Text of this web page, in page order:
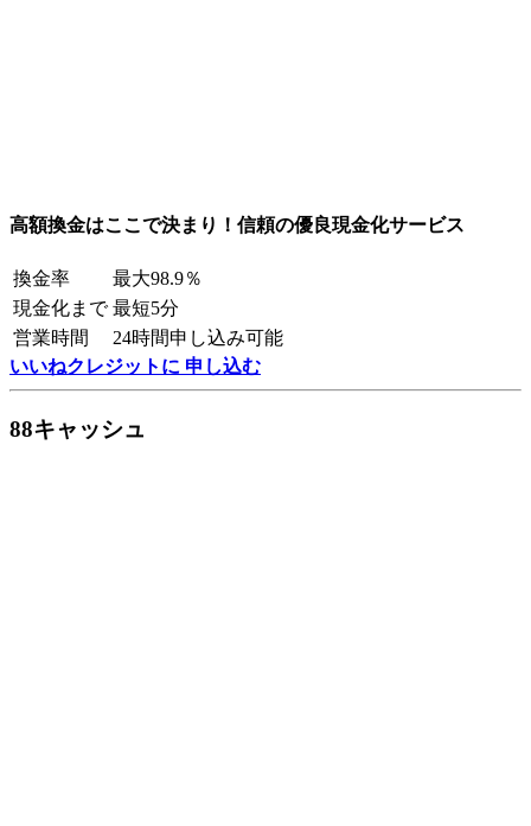
高額換金はここで決まり！信頼の優良現金化サービス
換金率
最大98.9％
現金化まで 最短5分
営業時間
24時間申し込み可能
いいねクレジットに 申し込む
88キャッシュ